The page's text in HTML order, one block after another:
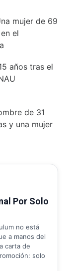
mujer de 69
el
años tras el
de 31
y una mujer
Por Solo
no está
a manos del
carta de
solo